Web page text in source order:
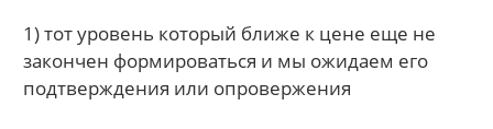
1) тот уровень который ближе к цене еще не
закончен формироваться и мы ожидаем его
подтверждения или опровержения